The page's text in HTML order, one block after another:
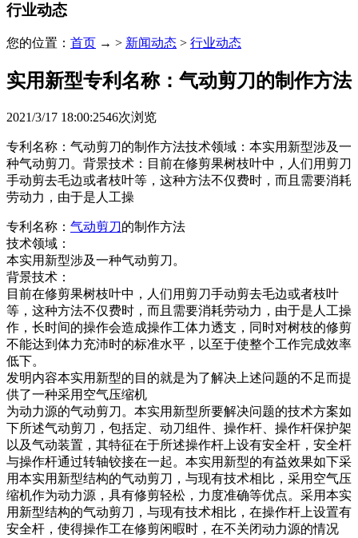
行业动态
您的位置： 首页 → > 新闻动态 > 行业动态
实用新型专利名称：气动剪刀的制作方法
2021/3/17 18:00:2546次浏览
专利名称：气动剪刀的制作方法技术领域：本实用新型涉及一
种气动剪刀。背景技术：目前在修剪果树枝叶中，人们用剪刀
手动剪去毛边或者枝叶等，这种方法不仅费时，而且需要消耗
劳动力，由于是人工操
专利名称 ： 气动剪刀的制作方法
技术领域 ：
本实用新型涉及一种气动剪刀 。
背景技术 ：
目前在修剪果树枝叶中，人们用剪刀手动剪去毛边或者枝叶
等，这种方法不仅费时，而且需要消耗劳动力，由于是人工操
作，长时间的操作会造成操作工体力透支，同时对树枝的修剪
不能达到体力充沛时的标准水平，以至于使整个工作完成效率
低下。
发明内容本实用新型的目的就是为了解决上述问题的不足而提
供了一种采用空气压缩机
为动力源的气动剪刀 。本实用新型所要解决问题的技术方案如
下所述气动剪刀 ，包括定、动刀组件、操作杆、操作杆保护架
以及气动装置，其特征在于所述操作杆上设有安全杆，安全杆
与操作杆通过转轴铰接在一起。本实用新型的有益效果如下采
用本实用新型结构的气动剪刀 ，与现有技术相比，采用空气压
缩机作为动力源，具有修剪轻松，力度准确等优点。采用本实
用新型结构的气动剪刀 ，与现有技术相比，在操作杆上设置有
安全杆，使得操作工在修剪闲暇时，在不关闭动力源的情况